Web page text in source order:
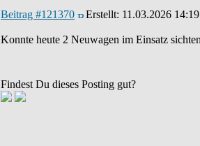
Beitrag #121370 Erstellt: 11.03.2026 14:19
Konnte heute 2 Neuwagen im Einsatz
Findest Du dieses Posting gut?